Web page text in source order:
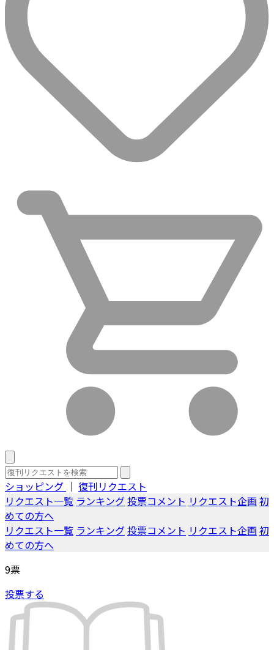
ショッピング ｜ 復刊リクエスト
リクエスト一覧 ランキング投票コメント リクエスト企画 初
めての方へ
リクエスト一覧 ランキング投票コメント リクエスト企画 初
めての方へ
9票
投票する